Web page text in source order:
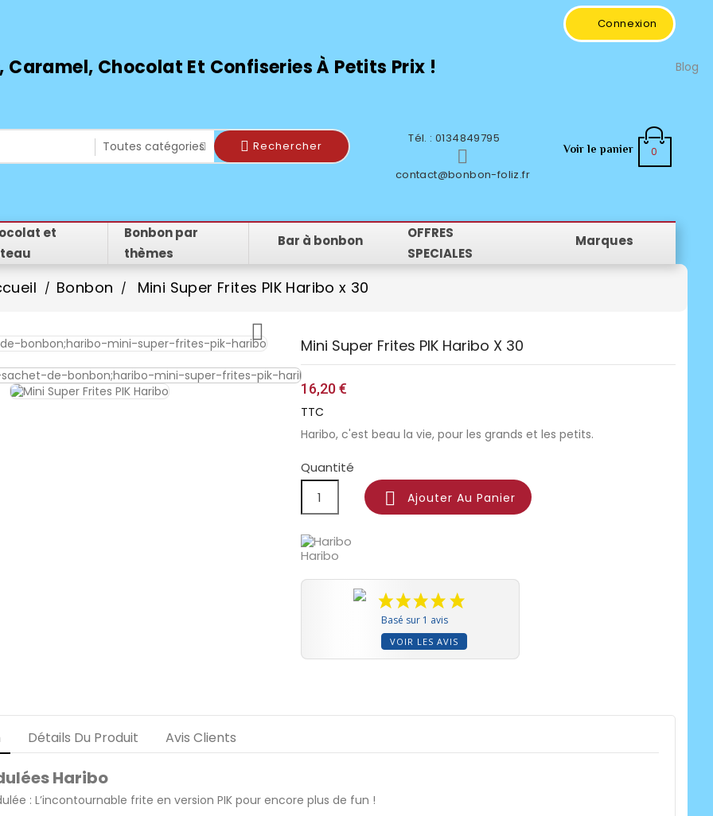
Connexion
Caramel, Chocolat Et Confiseries À Petits Prix !
Voir le panier 0
Tél. : 0134849795

contact@bonbon-foliz.fr
Rechercher
Blog
et
Bonbon par
thèmes
Bar à bonbon
OFFRES
SPECIALES
Marques
Bonbon Mini Super Frites PIK Haribo x 30

Mini Super Frites PIK Haribo X 30
16,20 €
TTC
Haribo, c'est beau la vie, pour les grands et les petits.
Quantité
 Ajouter Au Panier
Haribo
Basé sur 1 avis
VOIR LES AVIS
Détails Du Produit Avis Clients
Haribo
: L’incontournable frite en version PIK pour encore plus de fun !